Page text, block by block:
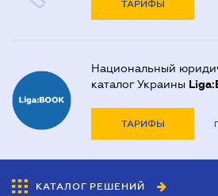
ТАРИФЫ
Национальный
каталог Украины
ТАРИФЫ
КАТАЛОГ РЕШЕНИЙ